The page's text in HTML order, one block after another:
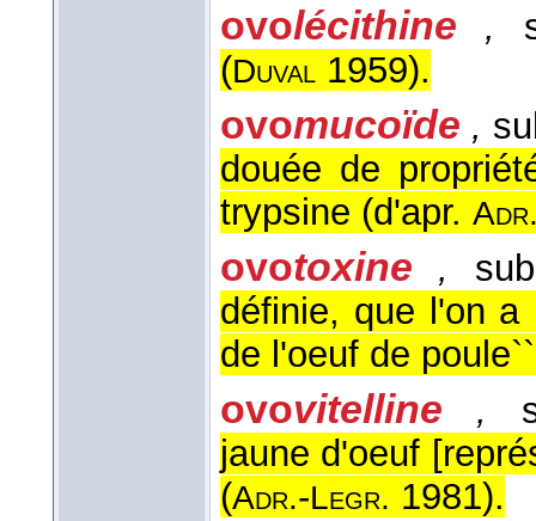
ovolécithine ,
(Duval 1959).
ovomucoïde ,
douée de
trypsine (d'apr.
ovotoxine ,
définie, que l'on a
de l'oeuf de
ovovitelline ,
jaune d'oeuf
(Adr.-Legr. 1981).